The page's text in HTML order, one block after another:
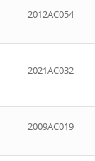
2012AC054
2021AC032
2009AC019